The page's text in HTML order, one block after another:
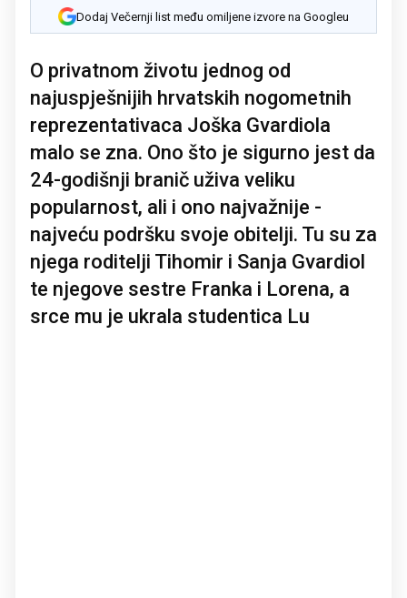
Dodaj Večernji list među omiljene izvore na Googleu
O privatnom životu jednog od
najuspješnijih hrvatskih nogometnih
reprezentativaca Joška Gvardiola
malo se zna. Ono što je sigurno jest da
24-godišnji branič uživa veliku
popularnost, ali i ono najvažnije -
najveću podršku svoje obitelji. Tu su za
njega roditelji Tihomir i Sanja Gvardiol
te njegove sestre Franka i Lorena, a
srce mu je ukrala studentica Lu